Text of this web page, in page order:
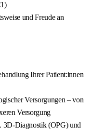
und Freude an
Ihrer Patient:innen
Versorgungen – von
Versorgung
3D-Diagnostik (OPG) und